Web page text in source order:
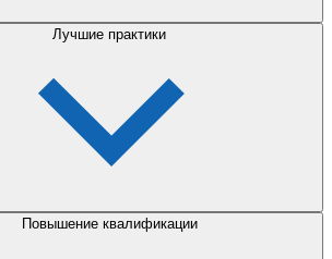
Лучшие практики
Повышение квалификации